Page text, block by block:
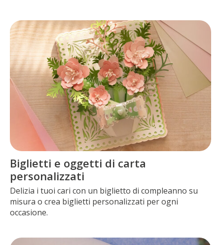
Biglietti e oggetti di carta
personalizzati
Delizia i tuoi cari con un biglietto di compleanno su
misura o crea biglietti personalizzati per ogni
occasione.